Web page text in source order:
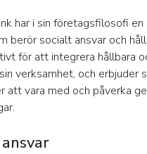
har i sin företagsfilosofi en
berör socialt ansvar och
för att integrera hållbara
verksamhet, och erbjuder
att vara med och påverka